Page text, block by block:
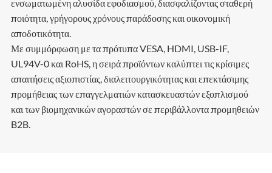
ενσωματωμένη αλυσίδα εφοδιασμού, διασφαλίζοντας σταθερή
ποιότητα, γρήγορους χρόνους παράδοσης και οικονομική
αποδοτικότητα.
Με συμμόρφωση με τα πρότυπα VESA, HDMI, USB-IF,
UL94V-0 και RoHS, η σειρά προϊόντων καλύπτει τις κρίσιμες
απαιτήσεις αξιοπιστίας, διαλειτουργικότητας και επεκτάσιμης
προμήθειας των επαγγελματιών κατασκευαστών εξοπλισμού
και των βιομηχανικών αγοραστών σε περιβάλλοντα προμηθειών
B2B.